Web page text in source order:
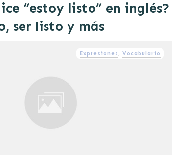
“estoy listo” en inglés?
ser listo y más
Expresiones , Vocabulario